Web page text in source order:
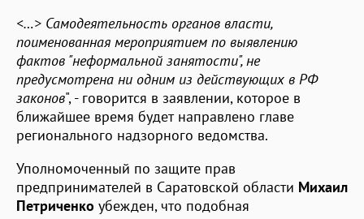
<…> Самодеятельность органов власти,
поименованная мероприятием по выявлению
фактов "неформальной занятости", не
предусмотрена ни одним из действующих в РФ
законов", - говорится в заявлении, которое в
ближайшее время будет направлено главе
регионального надзорного ведомства.
Уполномоченный по защите прав
предпринимателей в Саратовской области Михаил
Петриченко убежден, что подобная